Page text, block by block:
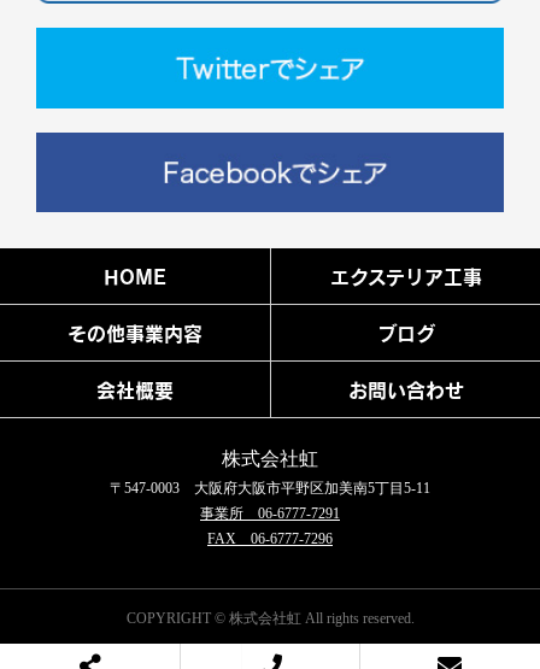
HOME エクステリア工事
その他事業内容 ブログ
会社概要 お問い合わせ
株式会社虹
〒547-0003 大阪府大阪市平野区加美南5丁目5-11
事業所 06-6777-7291
FAX 06-6777-7296
COPYRIGHT © 株式会社虹 All rights reserved.